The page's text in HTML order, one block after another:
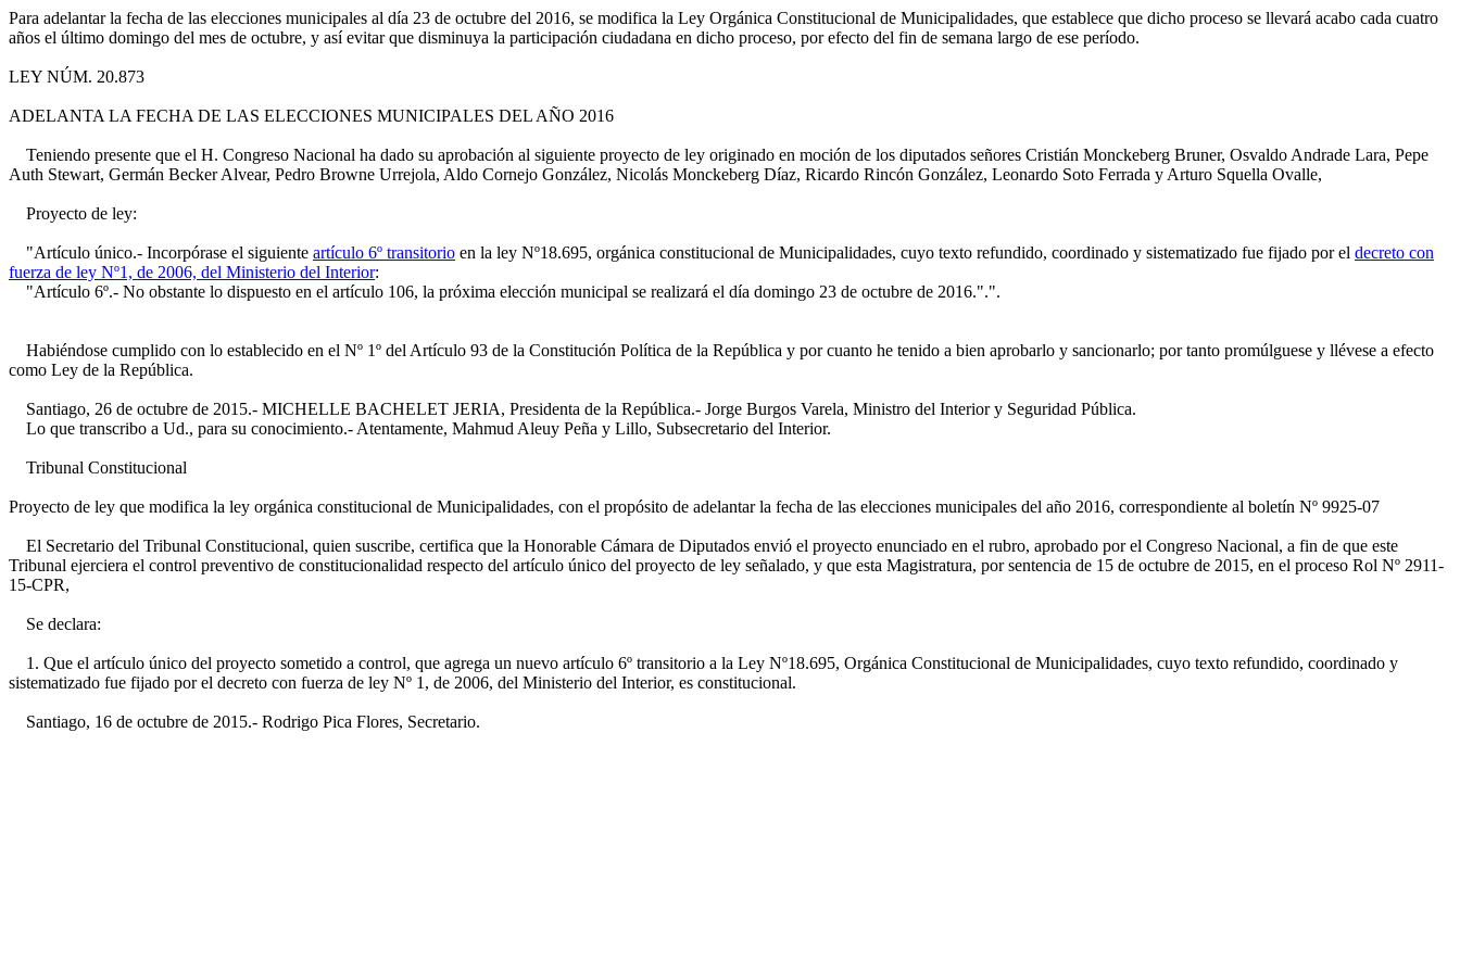
Para adelantar la fecha de las elecciones municipales al día 23 de octubre del 2016, se modifica la Ley Orgánica Constitucional de Municipalidades, que establece que dicho proceso se llevará acabo cada cuatro
años el último domingo del mes de octubre, y así evitar que disminuya la participación ciudadana en dicho proceso, por efecto del fin de semana largo de ese período.
LEY NÚM. 20.873
ADELANTA LA FECHA DE LAS ELECCIONES MUNICIPALES DEL AÑO 2016
Teniendo presente que el H. Congreso Nacional ha dado su aprobación al siguiente proyecto de ley originado en moción de los diputados señores Cristián Monckeberg Bruner, Osvaldo Andrade Lara, Pepe
Auth Stewart, Germán Becker Alvear, Pedro Browne Urrejola, Aldo Cornejo González, Nicolás Monckeberg Díaz, Ricardo Rincón González, Leonardo Soto Ferrada y Arturo Squella Ovalle,
Proyecto de ley:
"Artículo único.- Incorpórase el siguiente artículo 6º transitorio en la ley Nº18.695, orgánica constitucional de Municipalidades, cuyo texto refundido, coordinado y sistematizado fue fijado por el decreto con
fuerza de ley Nº1, de 2006, del Ministerio del Interior:
"Artículo 6º.- No obstante lo dispuesto en el artículo 106, la próxima elección municipal se realizará el día domingo 23 de octubre de 2016.".".
Habiéndose cumplido con lo establecido en el Nº 1º del Artículo 93 de la Constitución Política de la República y por cuanto he tenido a bien aprobarlo y sancionarlo; por tanto promúlguese y llévese a efecto
como Ley de la República.
Santiago, 26 de octubre de 2015.- MICHELLE BACHELET JERIA, Presidenta de la República.- Jorge Burgos Varela, Ministro del Interior y Seguridad Pública.
Lo que transcribo a Ud., para su conocimiento.- Atentamente, Mahmud Aleuy Peña y Lillo, Subsecretario del Interior.
Tribunal Constitucional
Proyecto de ley que modifica la ley orgánica constitucional de Municipalidades, con el propósito de adelantar la fecha de las elecciones municipales del año 2016, correspondiente al boletín Nº 9925-07
El Secretario del Tribunal Constitucional, quien suscribe, certifica que la Honorable Cámara de Diputados envió el proyecto enunciado en el rubro, aprobado por el Congreso Nacional, a fin de que este
Tribunal ejerciera el control preventivo de constitucionalidad respecto del artículo único del proyecto de ley señalado, y que esta Magistratura, por sentencia de 15 de octubre de 2015, en el proceso Rol Nº 2911-
15-CPR,
Se declara:
1. Que el artículo único del proyecto sometido a control, que agrega un nuevo artículo 6º transitorio a la Ley Nº18.695, Orgánica Constitucional de Municipalidades, cuyo texto refundido, coordinado y
sistematizado fue fijado por el decreto con fuerza de ley Nº 1, de 2006, del Ministerio del Interior, es constitucional.
Santiago, 16 de octubre de 2015.- Rodrigo Pica Flores, Secretario.